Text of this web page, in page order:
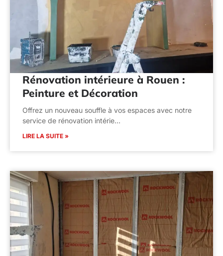
Rénovation intérieure à Rouen :
Peinture et Décoration
Offrez un nouveau souffle à vos espaces avec notre
service de rénovation intérie…
LIRE LA SUITE »